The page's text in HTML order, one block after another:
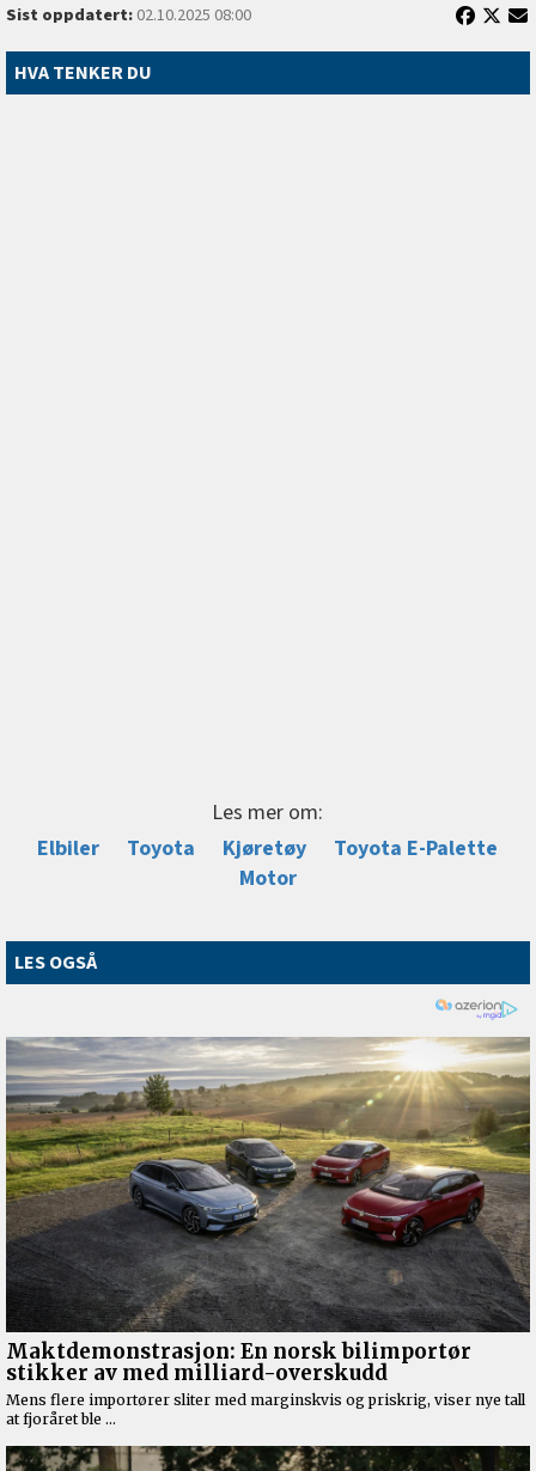
Sist oppdatert:02.10.2025 08:00
HVA TENKER DU
Les mer om:
Elbiler
Toyota Kjøretøy
Toyota E-Palette
Motor
LES OGSÅ